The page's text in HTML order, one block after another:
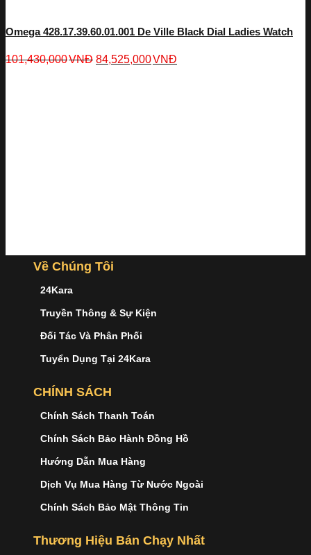
Omega 428.17.39.60.01.001 De Ville Black Dial Ladies Watch
101,430,000VNĐ 84,525,000VNĐ
Về Chúng Tôi
24Kara
Truyền Thông & Sự Kiện
Đối Tác Và Phân Phối
Tuyển Dụng Tại 24Kara
CHÍNH SÁCH
Chính Sách Thanh Toán
Chính Sách Bảo Hành Đồng Hồ
Hướng Dẫn Mua Hàng
Dịch Vụ Mua Hàng Từ Nước Ngoài
Chính Sách Bảo Mật Thông Tin
Thương Hiệu Bán Chạy Nhất